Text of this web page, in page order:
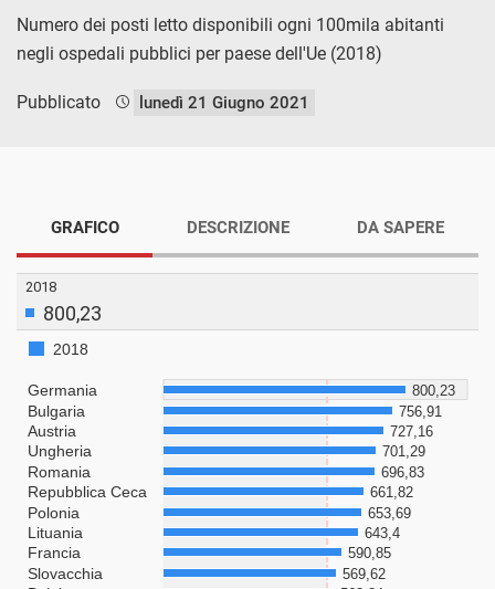
Numero dei posti letto disponibili ogni 100mila abitanti
negli ospedali pubblici per paese dell'Ue (2018)
Pubblicato lunedì 21 Giugno 2021
GRAFICO DESCRIZIONE DA SAPERE